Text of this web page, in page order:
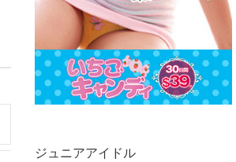
ジュニアアイドル